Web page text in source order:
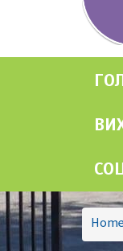
Home